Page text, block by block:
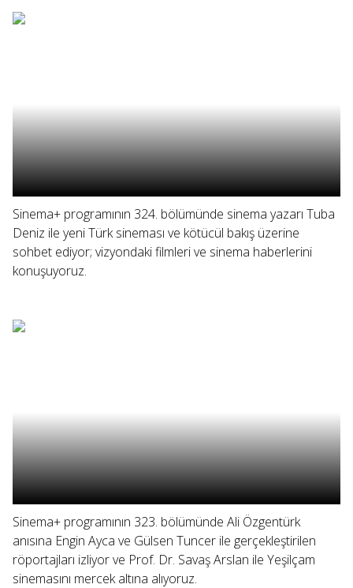
Sinema+ programının 324. bölümünde sinema yazarı Tuba
Deniz ile yeni Türk sineması ve kötücül bakış üzerine
sohbet ediyor; vizyondaki filmleri ve sinema haberlerini
konuşuyoruz.
Sinema+ programının 323. bölümünde Ali Özgentürk
anısına Engin Ayca ve Gülsen Tuncer ile gerçekleştirilen
röportajları izliyor ve Prof. Dr. Savaş Arslan ile Yeşilçam
sinemasını mercek altına alıyoruz.